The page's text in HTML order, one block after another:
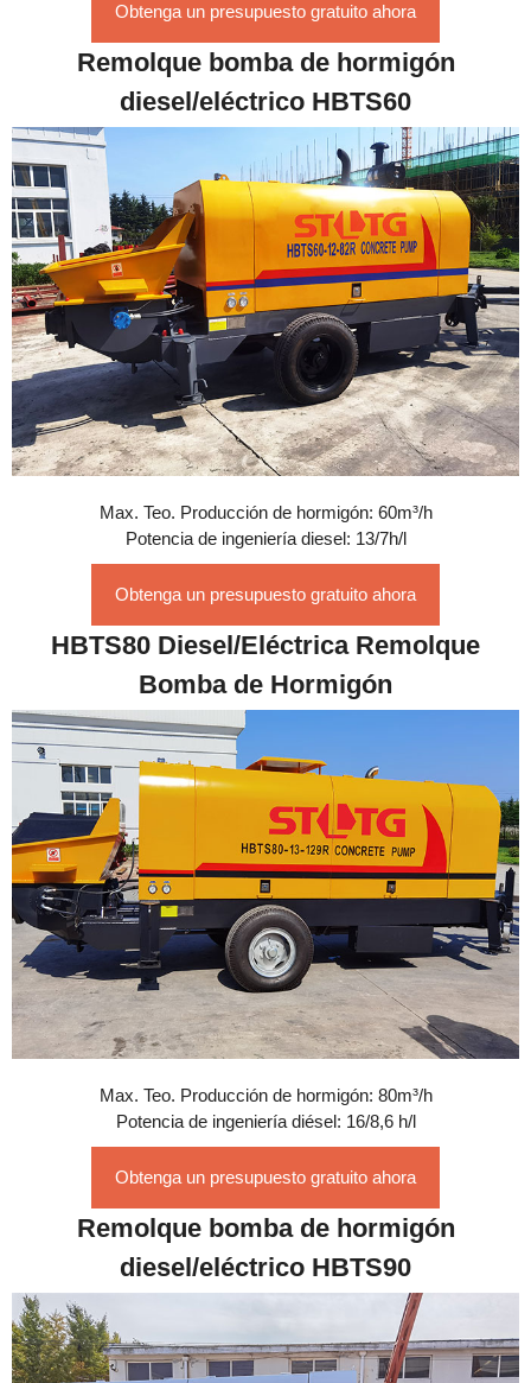
Obtenga un presupuesto gratuito ahora
Remolque bomba de hormigón
diesel/eléctrico HBTS60
Max. Teo. Producción de hormigón: 60m³/h
Potencia de ingeniería diesel: 13/7h/l
Obtenga un presupuesto gratuito ahora
HBTS80 Diesel/Eléctrica Remolque
Bomba de Hormigón
Max. Teo. Producción de hormigón: 80m³/h
Potencia de ingeniería diésel: 16/8,6 h/l
Obtenga un presupuesto gratuito ahora
Remolque bomba de hormigón
diesel/eléctrico HBTS90